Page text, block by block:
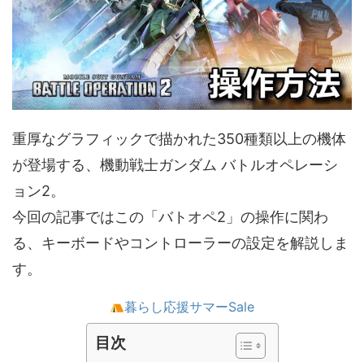
重厚なグラフィックで描かれた350種類以上の機体
が登場する、機動戦士ガンダム バトルオペレーシ
ョン2。
今回の記事ではこの「バトオペ2」の操作に関わ
る、キーボードやコントローラーの設定を解説しま
す。
暮らし応援サマーSale
目次